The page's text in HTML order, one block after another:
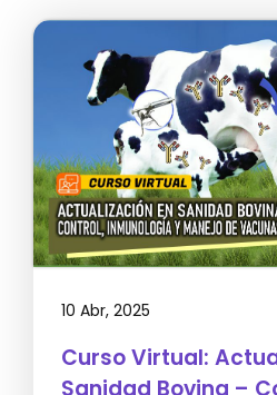
10 Abr, 2025
Curso Virtual:
Sanidad Bovina –